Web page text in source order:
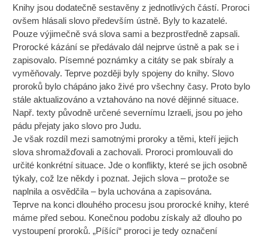
Knihy jsou dodatečně sestavěny z jednotlivých částí. Proroci
ovšem hlásali slovo především ústně. Byly to kazatelé.
Pouze výjimečně svá slova sami a bezprostředně zapsali.
Prorocké kázání se předávalo dál nejprve ústně a pak se i
zapisovalo. Písemné poznámky a citáty se pak sbíraly a
vyměňovaly. Teprve později byly spojeny do knihy. Slovo
proroků bylo chápáno jako živé pro všechny časy. Proto bylo
stále aktualizováno a vztahováno na nové dějinné situace.
Např. texty původně určené severnímu Izraeli, jsou po jeho
pádu přejaty jako slovo pro Judu.
Je však rozdíl mezi samotnými proroky a těmi, kteří jejich
slova shromažďovali a zachovali. Proroci promlouvali do
určité konkrétní situace. Jde o konflikty, které se jich osobně
týkaly, což lze někdy i poznat. Jejich slova – protože se
naplnila a osvědčila – byla uchována a zapisována.
Teprve na konci dlouhého procesu jsou prorocké knihy, které
máme před sebou. Konečnou podobu získaly až dlouho po
vystoupení proroků. „Píšící“ proroci je tedy označení